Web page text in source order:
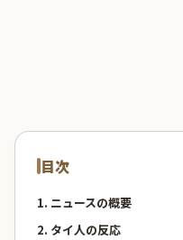
目次
1. ニュースの概要
2. タイ人の反応